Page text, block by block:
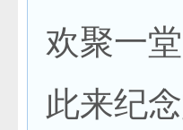
欢聚一
此来纪